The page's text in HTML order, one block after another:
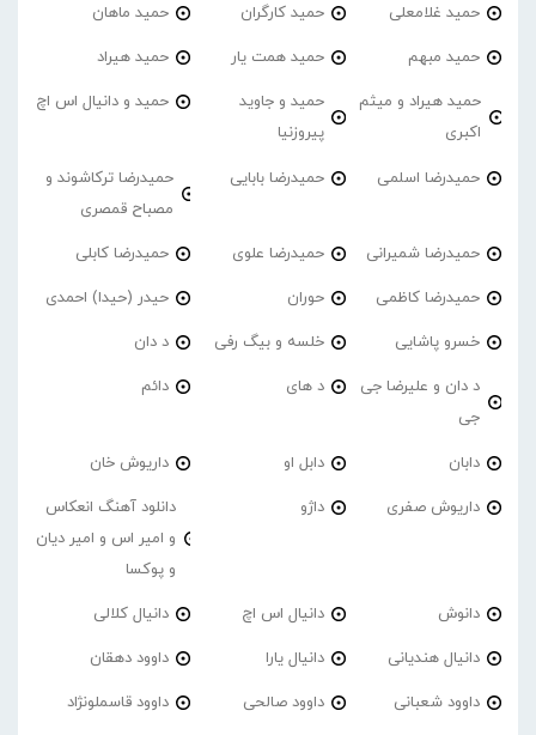
حمید غلامعلی حمید کارگران حمید ماهان
حمید مبهم حمید همت یار حمید هیراد
حمید هیراد و میثم
اکبری
حمید و جاوید
پیروزنیا
حمید و دانیال اس اچ
حمیدرضا اسلمی حمیدرضا بابایی
حمیدرضا ترکاشوند و
مصباح قمصری
حمیدرضا شمیرانی حمیدرضا علوی حمیدرضا کابلی
حمیدرضا کاظمی حوران حیدر (حیدا) احمدی
خسرو پاشایی خلسه و بیگ رفی د دان
د دان و علیرضا جی
جی
د های دائم
دابان دابل او داریوش خان
داریوش صفری داژو
دانلود آهنگ انعکاس
و امیر اس و امیر دیان
و پوکسا
دانوش دانیال اس اچ دانیال کلالی
دانیال هندیانی دانیال یارا داوود دهقان
داوود شعبانی داوود صالحی داوود قاسملونژاد